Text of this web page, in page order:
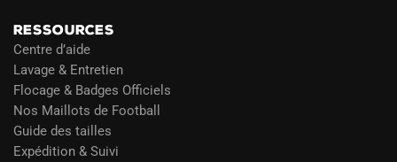
RESSOURCES
Centre d’aide
Lavage & Entretien
Flocage & Badges Officiels
Nos Maillots de Football
Guide des tailles
Expédition & Suivi